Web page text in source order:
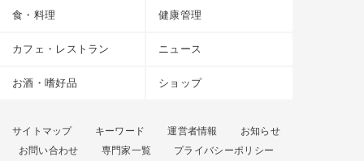
食・料理 健康管理
カフェ・レストラン ニュース
お酒・嗜好品 ショップ
サイトマップ キーワード 運営者情報
お知らせ
お問い合わせ
専門家一覧 プライバシーポリシー